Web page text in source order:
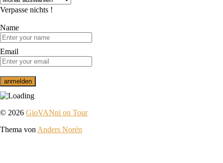
Verpasse nichts !
Name
Email
© 2026 GioVANni on Tour
Thema von Anders Norén